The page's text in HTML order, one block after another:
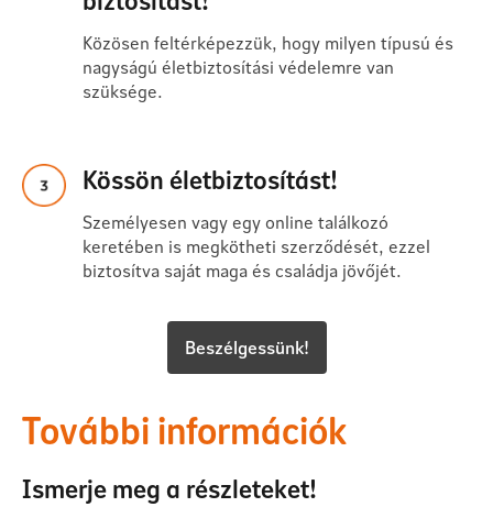
Közösen feltérképezzük, hogy milyen típusú és
nagyságú életbiztosítási védelemre van
szüksége.
Kössön életbiztosítást!
Személyesen vagy egy online találkozó
keretében is megkötheti szerződését, ezzel
biztosítva saját maga és családja jövőjét.
Beszélgessünk!
További információk
Ismerje meg a részleteket!